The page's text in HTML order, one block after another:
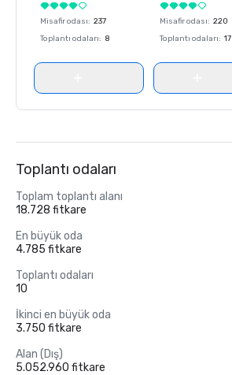
Misafir odası: 237
Toplantı odaları: 8
Misafir odası: 220
Toplantı odaları: 17
Toplantı odaları
Toplam toplantı alanı
18.728 fitkare
En büyük oda
4.785 fitkare
Toplantı odaları
10
İkinci en büyük oda
3.750 fitkare
Alan (Dış)
5.052.960 fitkare